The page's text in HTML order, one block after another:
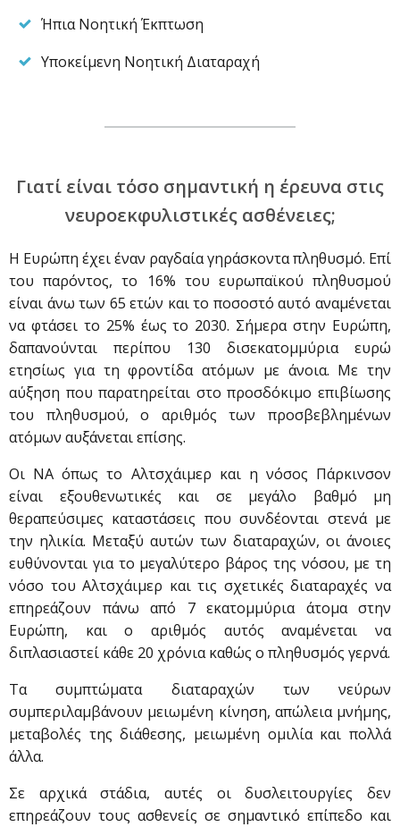
Ήπια Νοητική Έκπτωση
Υποκείμενη Νοητική Διαταραχή
Γιατί είναι τόσο σημαντική η έρευνα στις
νευροεκφυλιστικές ασθένειες;
Η Ευρώπη έχει έναν ραγδαία γηράσκοντα πληθυσμό. Επί
του παρόντος, το 16% του ευρωπαϊκού πληθυσμού
είναι άνω των 65 ετών και το ποσοστό αυτό αναμένεται
να φτάσει το 25% έως το 2030. Σήμερα στην Ευρώπη,
δαπανούνται περίπου 130 δισεκατομμύρια ευρώ
ετησίως για τη φροντίδα ατόμων με άνοια. Με την
αύξηση που παρατηρείται στο προσδόκιμο επιβίωσης
του πληθυσμού, ο αριθμός των προσβεβλημένων
ατόμων αυξάνεται επίσης.
Οι ΝΑ όπως το Αλτσχάιμερ και η νόσος Πάρκινσον
είναι εξουθενωτικές και σε μεγάλο βαθμό μη
θεραπεύσιμες καταστάσεις που συνδέονται στενά με
την ηλικία. Μεταξύ αυτών των διαταραχών, οι άνοιες
ευθύνονται για το μεγαλύτερο βάρος της νόσου, με τη
νόσο του Αλτσχάιμερ και τις σχετικές διαταραχές να
επηρεάζουν πάνω από 7 εκατομμύρια άτομα στην
Ευρώπη, και ο αριθμός αυτός αναμένεται να
διπλασιαστεί κάθε 20 χρόνια καθώς ο πληθυσμός γερνά.
Τα συμπτώματα διαταραχών των νεύρων
συμπεριλαμβάνουν μειωμένη κίνηση, απώλεια μνήμης,
μεταβολές της διάθεσης, μειωμένη ομιλία και πολλά
άλλα.
Σε αρχικά στάδια, αυτές οι δυσλειτουργίες δεν
επηρεάζουν τους ασθενείς σε σημαντικό επίπεδο και